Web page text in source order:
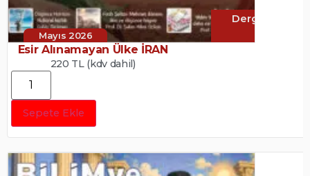
Mayıs 2026
Dergi
Esir Alınamayan Ülke İRAN
220 TL (kdv dahil)
Sepete Ekle